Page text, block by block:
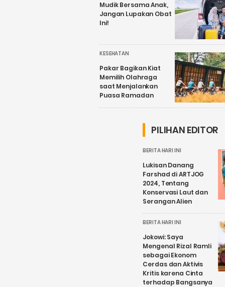
Mudik Bersama Anak,
Jangan Lupakan Obat
Ini!
KESEHATAN
Pakar Bagikan Kiat
Memilih Olahraga
saat Menjalankan
Puasa Ramadan
PILIHAN EDITOR
BERITA HARI INI
Lukisan Danang
Farshad di ARTJOG
2024, Tentang
Konservasi Laut dan
Serangan Alien
BERITA HARI INI
Jokowi: Saya
Mengenal Rizal Ramli
sebagai Ekonom
Cerdas dan Aktivis
Kritis karena Cinta
terhadap Bangsanya